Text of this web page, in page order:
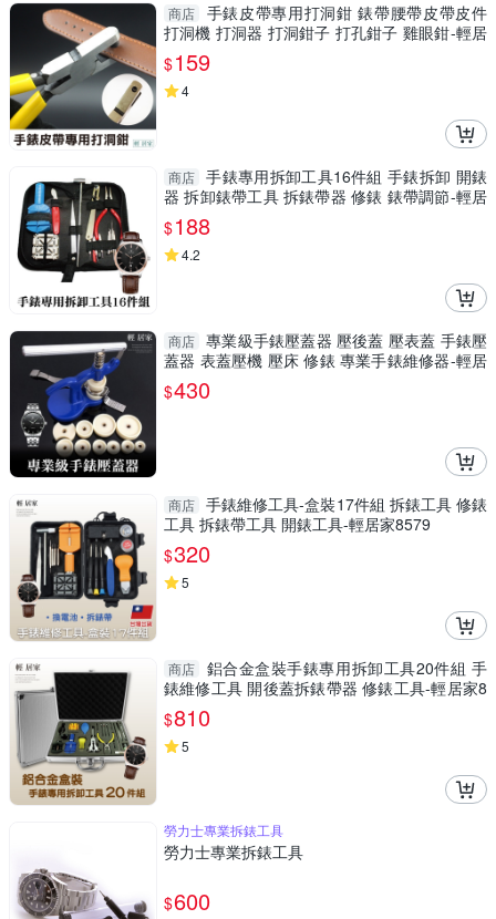
商店
手錶皮帶專用打洞鉗 錶帶腰帶皮帶皮件
打洞機 打洞器 打洞鉗子 打孔鉗子 雞眼鉗-輕居
家8098
$159
4
商店 手錶專用拆卸工具16件組 手錶拆卸 開錶
器 拆卸錶帶工具 拆錶帶器 修錶 錶帶調節-輕居
家8096
$188
4.2
商店 專業級手錶壓蓋器 壓後蓋 壓表蓋 手錶壓
蓋器 表蓋壓機 壓床 修錶 專業手錶維修器-輕居
家8118
$430
商店 手錶維修工具-盒裝17件組 拆錶工具 修錶
工具 拆錶帶工具 開錶工具-輕居家8579
$320
5
商店
鋁合金盒裝手錶專用拆卸工具20件組 手
錶維修工具 開後蓋拆錶帶器 修錶工具-輕居家8
331
$810
5
勞力士專業拆錶工具
勞力士專業拆錶工具
$600